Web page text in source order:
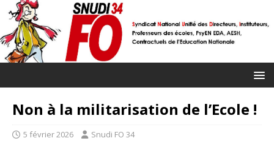
Non à la militarisation de l’Ecole !
5 février 2026 Snudi FO 34